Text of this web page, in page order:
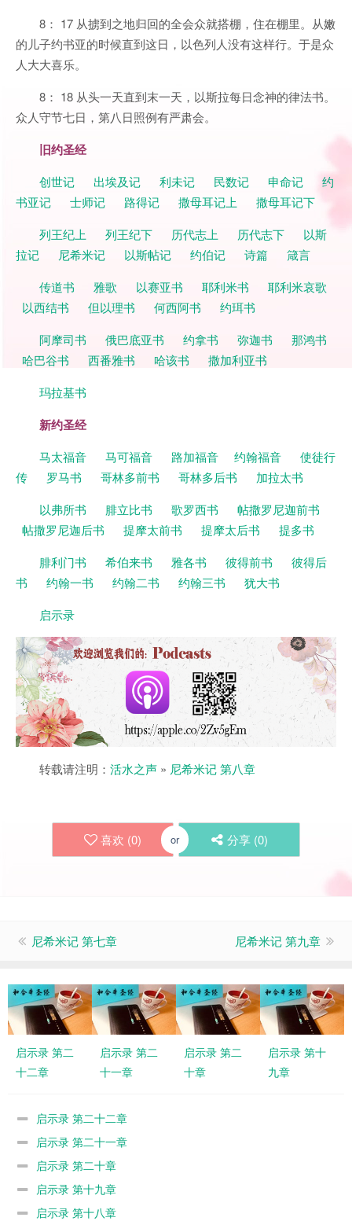
8： 17 从掳到之地归回的全会众就搭棚，住在棚里。从嫩
的儿子约书亚的时候直到这日，以色列人没有这样行。于是众
人大大喜乐。
8： 18 从头一天直到末一天，以斯拉每日念神的律法书。
众人守节七日，第八日照例有严肃会。
旧约圣经
创世记 出埃及记 利未记 民数记 申命记
约
书亚记
士师记 路得记 撒母耳记上
撒母耳记下
列王纪上
列王纪下 历代志上 历代志下
以斯
拉记
尼希米记 以斯帖记 约伯记 诗篇
箴言
传道书
雅歌 以赛亚书 耶利米书
耶利米哀歌
以西结书
但以理书 何西阿书
约珥书
阿摩司书
俄巴底亚书 约拿书 弥迦书
那鸿书
哈巴谷书
西番雅书 哈该书
撒加利亚书
玛拉基书
新约圣经
马太福音 马可福音 路加福音 约翰福音
使徒行
传
罗马书 哥林多前书 哥林多后书
加拉太书
以弗所书
腓立比书 歌罗西书
帖撒罗尼迦前书
帖撒罗尼迦后书
提摩太前书 提摩太后书
提多书
腓利门书
希伯来书 雅各书 彼得前书
彼得后
书
约翰一书 约翰二书 约翰三书
犹大书
启示录
转载请注明： 活水之声 » 尼希米记 第八章
喜欢 (0) or 分享 (0)
尼希米记 第七章 尼希米记 第九章
启示录 第二
十二章
启示录 第二
十一章
启示录 第二
十章
启示录 第十
九章
启示录 第二十二章
启示录 第二十一章
启示录 第二十章
启示录 第十九章
启示录 第十八章